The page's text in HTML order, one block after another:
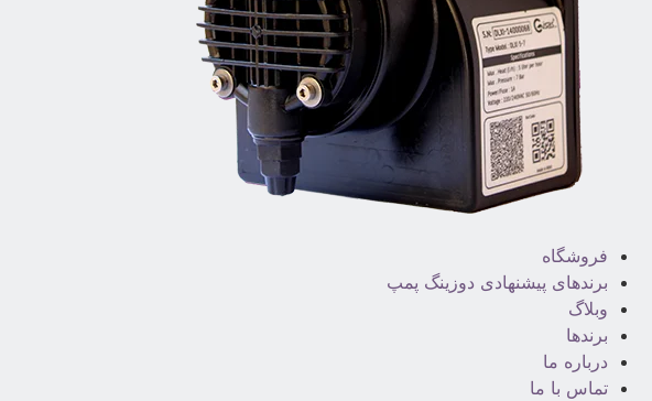
فروشگاه
برندهای پیشنهادی دوزینگ پمپ
وبلاگ
برندها
درباره ما
تماس با ما